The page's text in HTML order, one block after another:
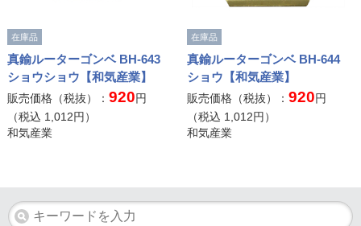
在庫品
真鍮ルーターゴンベ BH-643
ショウショウ【和気産業】
販売価格（税抜）： 920円
（税込 1,012円）
和気産業
在庫品
真鍮ルーターゴンベ BH-644
ショウ【和気産業】
販売価格（税抜）：920円
（税込 1,012円）
和気産業